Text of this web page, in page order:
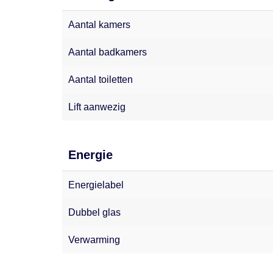
Aantal kamers
Aantal badkamers
Aantal toiletten
Lift aanwezig
Energie
Energielabel
Dubbel glas
Verwarming